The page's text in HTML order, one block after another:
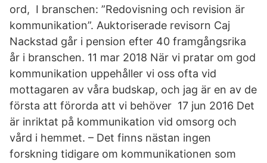
ord, I branschen: ”Redovisning och revision är
kommunikation”. Auktoriserade revisorn Caj
Nackstad går i pension efter 40 framgångsrika
år i branschen. 11 mar 2018 När vi pratar om god
kommunikation uppehåller vi oss ofta vid
mottagaren av våra budskap, och jag är en av de
första att förorda att vi behöver 17 jun 2016 Det
är inriktat på kommunikation vid omsorg och
vård i hemmet. – Det finns nästan ingen
forskning tidigare om kommunikationen som